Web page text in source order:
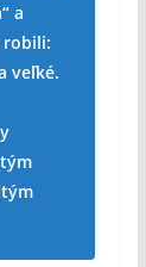
a
robili:
veľké.